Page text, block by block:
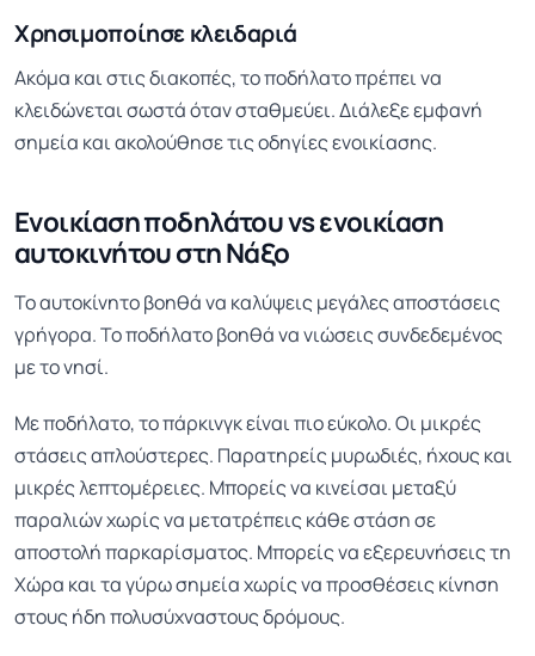
Χρησιμοποίησε κλειδαριά
Ακόμα και στις διακοπές, το ποδήλατο πρέπει να
κλειδώνεται σωστά όταν σταθμεύει. Διάλεξε εμφανή
σημεία και ακολούθησε τις οδηγίες ενοικίασης.
Ενοικίαση ποδηλάτου vs ενοικίαση
αυτοκινήτου στη Νάξο
Το αυτοκίνητο βοηθά να καλύψεις μεγάλες αποστάσεις
γρήγορα. Το ποδήλατο βοηθά να νιώσεις συνδεδεμένος
με το νησί.
Με ποδήλατο, το πάρκινγκ είναι πιο εύκολο. Οι μικρές
στάσεις απλούστερες. Παρατηρείς μυρωδιές, ήχους και
μικρές λεπτομέρειες. Μπορείς να κινείσαι μεταξύ
παραλιών χωρίς να μετατρέπεις κάθε στάση σε
αποστολή παρκαρίσματος. Μπορείς να εξερευνήσεις τη
Χώρα και τα γύρω σημεία χωρίς να προσθέσεις κίνηση
στους ήδη πολυσύχναστους δρόμους.